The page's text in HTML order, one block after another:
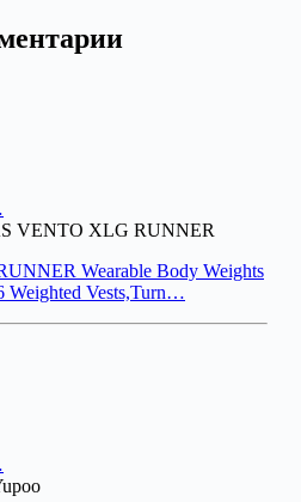
VENTO XLG RUNNER
Wearable Body Weights
Weighted Vests,Turn…